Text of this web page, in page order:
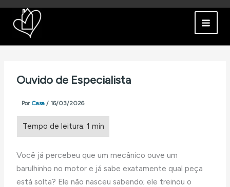
Ir
para
conteúdo
Ouvido de Especialista
Por Casa/ 16/03/2026
Você já percebeu que um mecânico ouve um
barulhinho no motor e já sabe exatamente qual peça
está solta? Ele não nasceu sabendo; ele treinou o